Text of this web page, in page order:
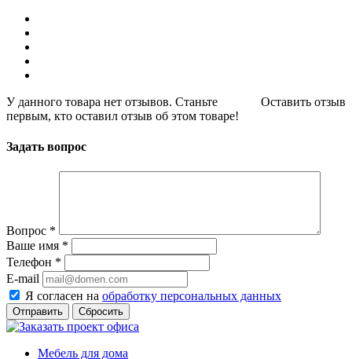
Оставить отзыв
У данного товара нет отзывов. Станьте
первым, кто оставил отзыв об этом товаре!
Задать вопрос
Вопрос *
Ваше имя *
Телефон *
E-mail
Я согласен на обработку персональных данных
Сбросить
Мебель для дома